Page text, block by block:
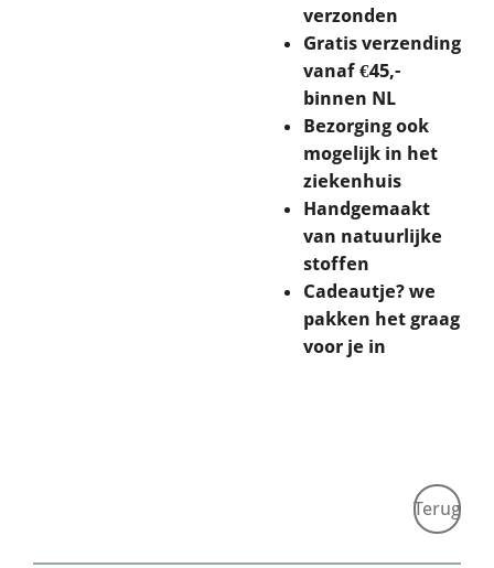
verzonden
Gratis verzending
vanaf €45,-
binnen NL
Bezorging ook
mogelijk in het
ziekenhuis
Handgemaakt
van natuurlijke
stoffen
Cadeautje? we
pakken het graag
voor je in
Terug